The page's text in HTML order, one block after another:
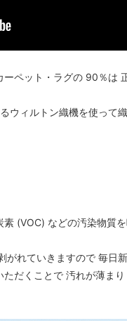
ペット・ラグの 90％は
ウィルトン織機を使って
(VOC) などの汚染物質
れていきますので 毎日新
だくことで 汚れが薄まり